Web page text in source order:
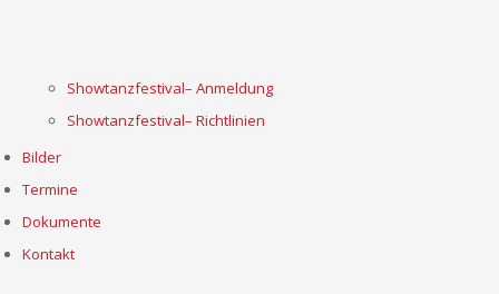
Showtanzfestival– Anmeldung
Showtanzfestival– Richtlinien
Bilder
Termine
Dokumente
Kontakt